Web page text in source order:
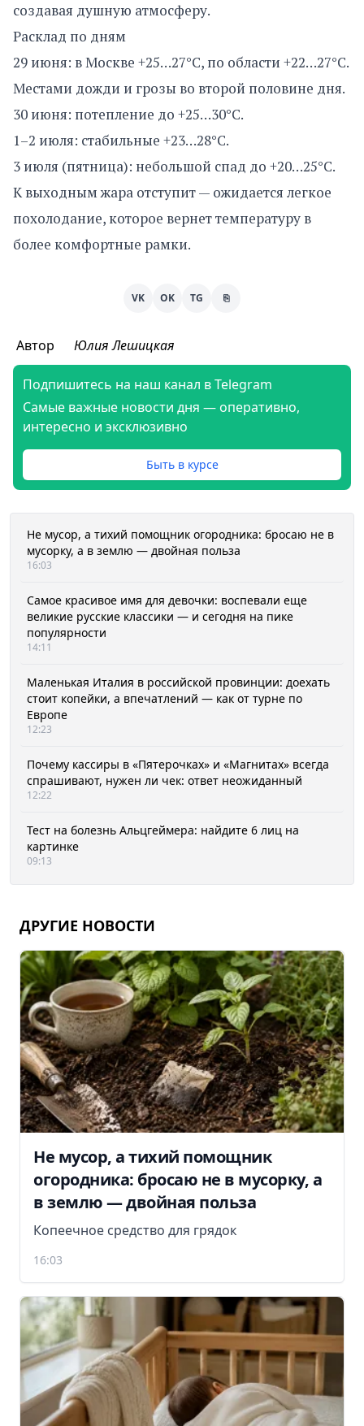
создавая душную атмосферу.
Расклад по дням
29 июня: в Москве +25…27°C, по области +22…27°C.
Местами дожди и грозы во второй половине дня.
30 июня: потепление до +25…30°C.
1–2 июля: стабильные +23…28°C.
3 июля (пятница): небольшой спад до +20…25°C.
К выходным жара отступит — ожидается легкое
похолодание, которое вернет температуру в
более комфортные рамки.
VK OK TG ⎘
Автор Юлия Лешицкая
Подпишитесь на наш канал в Telegram
Самые важные новости дня — оперативно,
интересно и эксклюзивно
Быть в курсе
Не мусор, а тихий помощник огородника: бросаю не в
мусорку, а в землю — двойная польза
16:03
Самое красивое имя для девочки: воспевали еще
великие русские классики — и сегодня на пике
популярности
14:11
Маленькая Италия в российской провинции: доехать
стоит копейки, а впечатлений — как от турне по
Европе
12:23
Почему кассиры в «Пятерочках» и «Магнитах» всегда
спрашивают, нужен ли чек: ответ неожиданный
12:22
Тест на болезнь Альцгеймера: найдите 6 лиц на
картинке
09:13
ДРУГИЕ НОВОСТИ
Не мусор, а тихий помощник
огородника: бросаю не в мусорку, а
в землю — двойная польза
Копеечное средство для грядок
16:03